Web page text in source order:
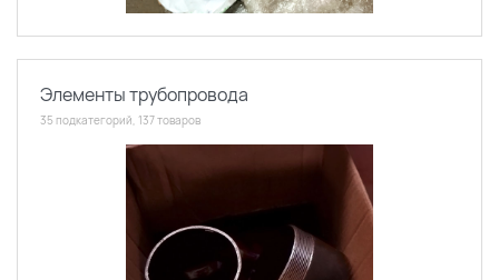
Элементы трубопровода
35 подкатегорий, 137 товаров